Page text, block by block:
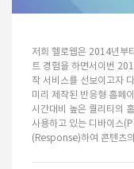
저희 헬로웹은 2014년부
트 경험을 하면서이번
작 서비스를 선보이고자
미리 제작된 반응형 홈페
시간대비 높은 퀄리티의
사용하고 있는 디바이스
(Response)하여 콘텐츠